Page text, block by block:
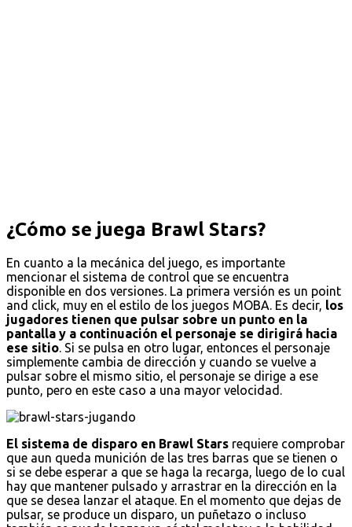
¿Cómo se juega Brawl Stars?
En cuanto a la mecánica del juego, es importante
mencionar el sistema de control que se encuentra
disponible en dos versiones. La primera versión es un point
and click, muy en el estilo de los juegos MOBA. Es decir, los
jugadores tienen que pulsar sobre un punto en la
pantalla y a continuación el personaje se dirigirá hacia
ese sitio. Si se pulsa en otro lugar, entonces el personaje
simplemente cambia de dirección y cuando se vuelve a
pulsar sobre el mismo sitio, el personaje se dirige a ese
punto, pero en este caso a una mayor velocidad.
El sistema de disparo en Brawl Stars requiere comprobar
que aun queda munición de las tres barras que se tienen o
si se debe esperar a que se haga la recarga, luego de lo cual
hay que mantener pulsado y arrastrar en la dirección en la
que se desea lanzar el ataque. En el momento que dejas de
pulsar, se produce un disparo, un puñetazo o incluso